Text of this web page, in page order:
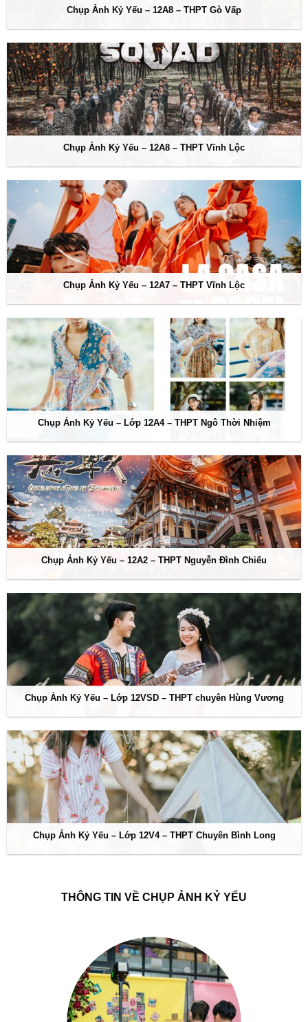
Chụp Ảnh Kỷ Yếu – 12A8 – THPT Gò Vấp
Chụp Ảnh Kỷ Yếu – 12A8 – THPT Vĩnh Lộc
Chụp Ảnh Kỷ Yếu – 12A7 – THPT Vĩnh Lộc
Chụp Ảnh Kỷ Yếu – Lớp 12A4 – THPT Ngô Thời Nhiệm
Chụp Ảnh Kỷ Yếu – 12A2 – THPT Nguyễn Đình Chiểu
Chụp Ảnh Kỷ Yếu – Lớp 12VSD – THPT chuyên Hùng Vương
Chụp Ảnh Kỷ Yếu – Lớp 12V4 – THPT Chuyên Bình Long
THÔNG TIN VỀ CHỤP ẢNH KỶ YẾU